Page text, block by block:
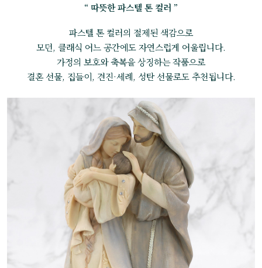
“ 따뜻한 파스텔 톤 컬러 ”
파스텔 톤 컬러의 절제된 색감으로
모던, 클래식 어느 공간에도 자연스럽게 어울립니다.
가정의 보호와 축복을 상징하는 작품으로
결혼 선물, 집들이, 견진·세례, 성탄 선물로도 추천됩니다.